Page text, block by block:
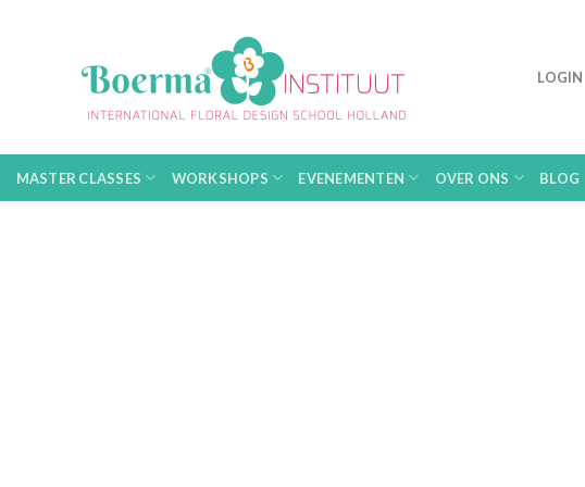
LOGIN
MASTER CLASSES WORKSHOPS EVENEMENTEN OVER ONS BLOG